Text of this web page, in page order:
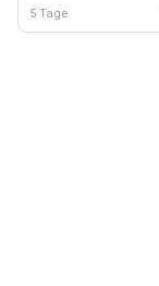
5 Tage